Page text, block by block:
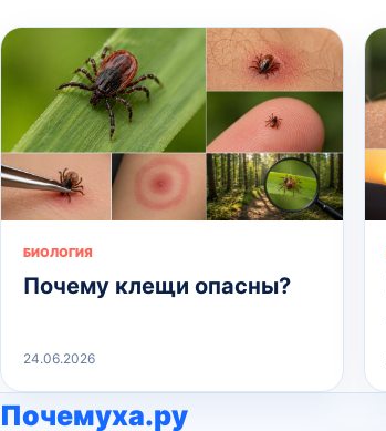
БИОЛОГИЯ
Почему клещи опасны?
24.06.2026
Почемуха.ру